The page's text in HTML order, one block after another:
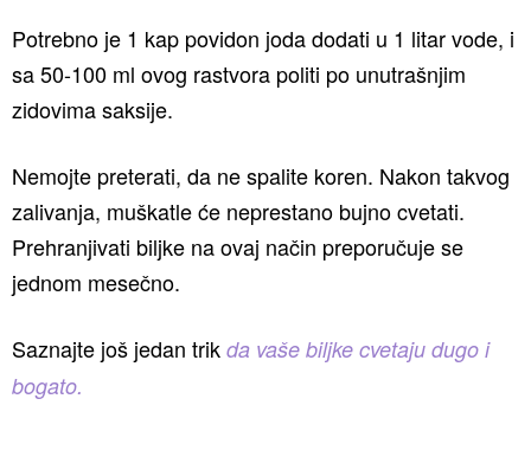
Potrebno je 1 kap povidon joda dodati u 1 litar vode, i
sa 50-100 ml ovog rastvora politi po unutrašnjim
zidovima saksije.
Nemojte preterati, da ne spalite koren. Nakon takvog
zalivanja, muškatle će neprestano bujno cvetati.
Prehranjivati biljke na ovaj način preporučuje se
jednom mesečno.
Saznajte još jedan trik da vaše biljke cvetaju dugo i
bogato.